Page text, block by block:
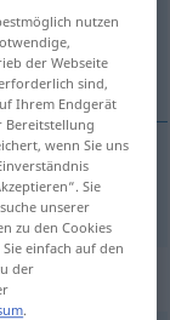
nutzen
der Webseite
sind,
Ihrem Endgerät
Bereitstellung
wenn Sie uns
Sie
unserer
zu den Cookies
einfach auf den
der
.